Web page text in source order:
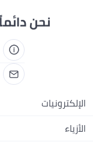
نحن
الإلكترونيات
الجوالات
الأزياء